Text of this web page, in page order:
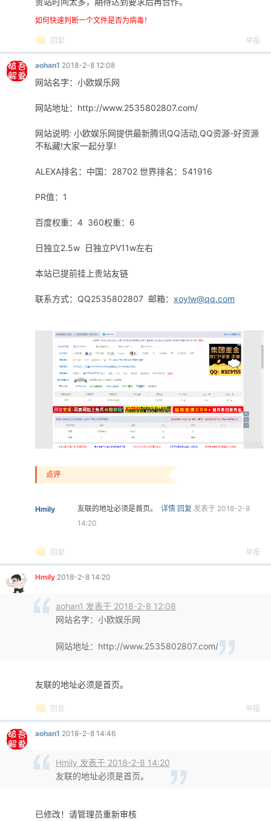
如何快速判断一个文件是否为病毒！
回复 举报
aohan1 2018-2-8 12:08
网站名字：小欧娱乐网
网站地址：http://www.2535802807.com/
网站说明: 小欧娱乐网提供最新腾讯QQ活动,QQ资源-好资源
不私藏!大家一起分享!
ALEXA排名：中国：28702 世界排名：541916
PR值：1
百度权重：4 360权重：6
日独立2.5w 日独立PV11w左右
本站已提前挂上贵站友链
联系方式：QQ2535802807 邮箱： xoylw@qq.com
点评
Hmily 友联的地址必须是首页。 详情 回复 发表于 2018-2-8
14:20
回复 举报
Hmily 2018-2-8 14:20
aohan1 发表于 2018-2-8 12:08
网站名字：小欧娱乐网
网站地址：http://www.2535802807.com/
友联的地址必须是首页。
回复 举报
aohan1 2018-2-8 14:46
Hmily 发表于 2018-2-8 14:20
友联的地址必须是首页。
已修改！请管理员重新审核